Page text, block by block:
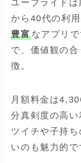
ユーブライド
から40代の利
豊富なアプリ
で、価値観の
徴。
月額料金は
分真剣度の高
ツイチや子持
いのも魅力的で